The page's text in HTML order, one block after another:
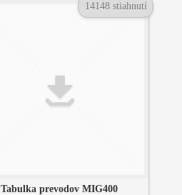
14148 stiahnutí
Tabulka prevodov MIG400